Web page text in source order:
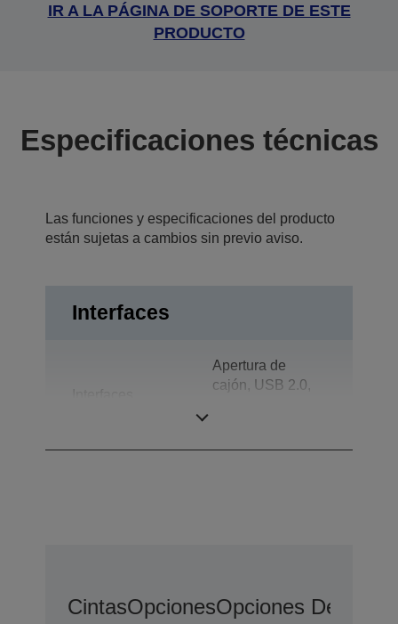
IR A LA PÁGINA DE SOPORTE DE ESTE
PRODUCTO
Especificaciones técnicas
Las funciones y especificaciones del producto
están sujetas a cambios sin previo aviso.
Interfaces
Apertura de
cajón, USB 2.0,
CintasOpcionesOpciones De